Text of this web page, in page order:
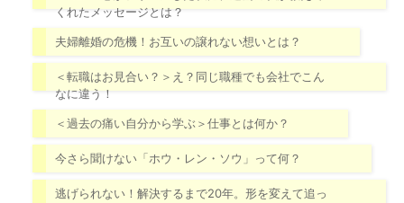
くれたメッセージとは？
夫婦離婚の危機！お互いの譲れない想いとは？
＜転職はお見合い？＞え？同じ職種でも会社でこん
なに違う！
＜過去の痛い自分から学ぶ＞仕事とは何か？
今さら聞けない「ホウ・レン・ソウ」って何？
逃げられない！解決するまで20年。形を変えて追っ